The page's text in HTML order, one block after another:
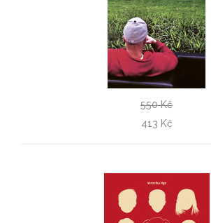
Lukáš Bártl
Viktor Kolář: Color
550 Kč
413 Kč